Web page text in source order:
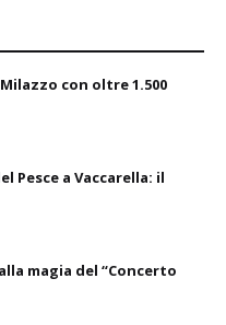
con oltre 1.500
Pesce a Vaccarella: il
magia del “Concerto